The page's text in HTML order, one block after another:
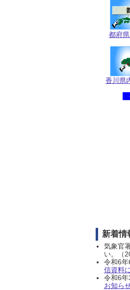
都府
香川県
新着情
気象官
い。（
令和6
信資料
令和6
お知ら